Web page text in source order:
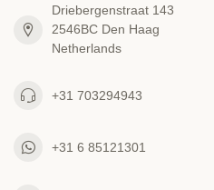
Driebergenstraat 143
2546BC Den Haag
Netherlands
+31 703294943
+31 6 85121301